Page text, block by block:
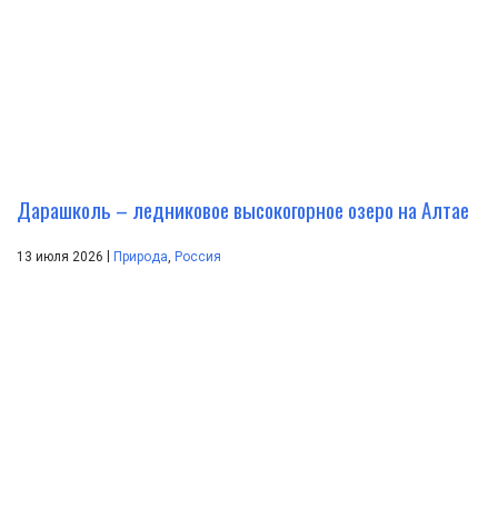
Дарашколь – ледниковое высокогорное озеро на Алтае
13 июля 2026 Природа, Россия